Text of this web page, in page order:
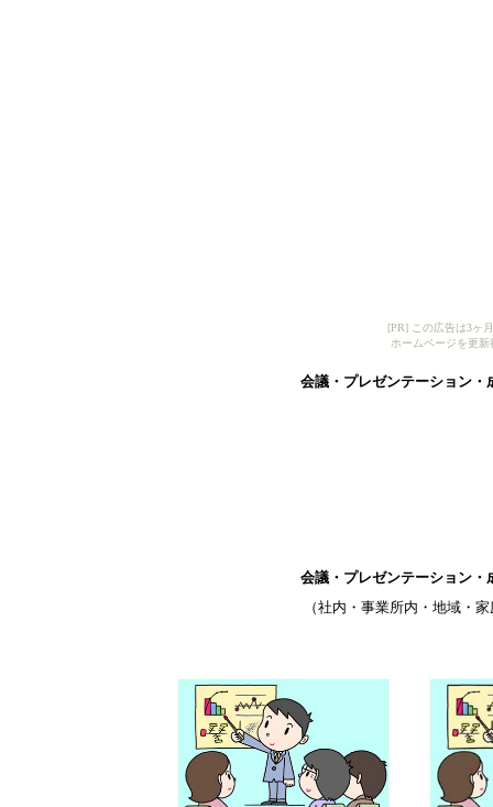
[PR] この広告は3ヶ
ホームページを更
会議・プレゼンテーション・
会議・プレゼンテーション・
（社内・事業所内・地域・